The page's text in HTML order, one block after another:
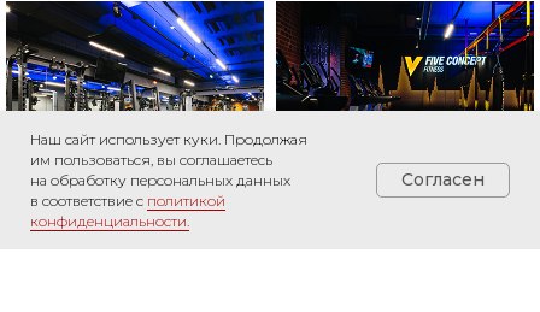
Наш сайт использует куки. Продолжая
им пользоваться, вы соглашаетесь
на обработку персональных данных
в соответствие с политикой
конфиденциальности.
Согласен